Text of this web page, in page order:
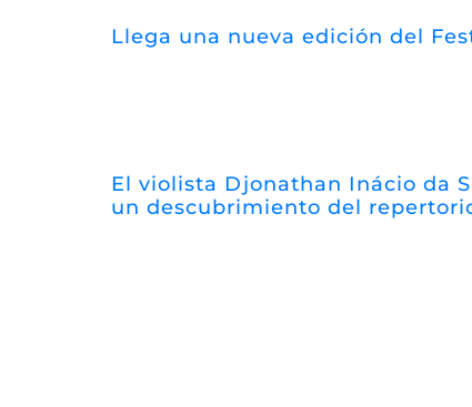
Llega una nueva edición del
El violista Djonathan Inácio da
un descubrimiento del